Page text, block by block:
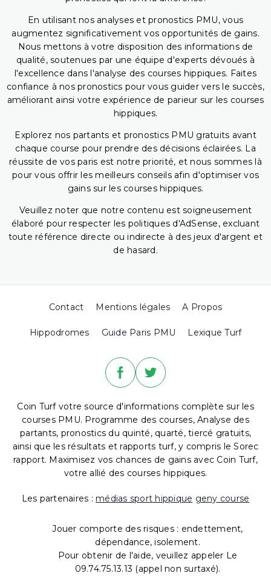
En utilisant nos analyses et pronostics PMU, vous
augmentez significativement vos opportunités de gains.
Nous mettons à votre disposition des informations de
qualité, soutenues par une équipe d'experts dévoués à
l'excellence dans l'analyse des courses hippiques. Faites
confiance à nos pronostics pour vous guider vers le succès,
améliorant ainsi votre expérience de parieur sur les courses
hippiques.
Explorez nos partants et pronostics PMU gratuits avant
chaque course pour prendre des décisions éclairées. La
réussite de vos paris est notre priorité, et nous sommes là
pour vous offrir les meilleurs conseils afin d'optimiser vos
gains sur les courses hippiques.
Veuillez noter que notre contenu est soigneusement
élaboré pour respecter les politiques d'AdSense, excluant
toute référence directe ou indirecte à des jeux d'argent et
de hasard.
Contact Mentions légales A Propos
Hippodromes Guide Paris PMU Lexique Turf
Coin Turf votre source d'informations complète sur les
courses PMU. Programme des courses, Analyse des
partants, pronostics du quinté, quarté, tiercé gratuits,
ainsi que les résultats et rapports turf, y compris le Sorec
rapport. Maximisez vos chances de gains avec Coin Turf,
votre allié des courses hippiques.
Les partenaires : médias sport hippique geny course
Jouer comporte des risques : endettement,
dépendance, isolement.
Pour obtenir de l'aide, veuillez appeler Le
09.74.75.13.13 (appel non surtaxé).